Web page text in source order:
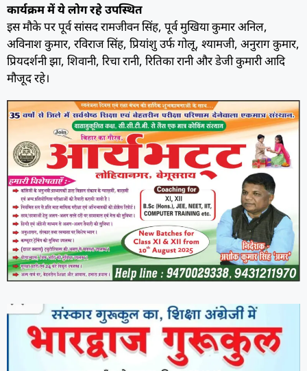
कार्यक्रम में ये लोग रहे उपस्थित
इस मौके पर पूर्व सांसद रामजीवन सिंह, पूर्व मुखिया कुमार अनिल,
अविनाश कुमार, रविराज सिंह, प्रियांशु उर्फ गोलू, श्यामजी, अनुराग कुमार,
प्रियदर्शनी झा, शिवानी, रिचा रानी, रितिका रानी और डेजी कुमारी आदि
मौजूद रहे।